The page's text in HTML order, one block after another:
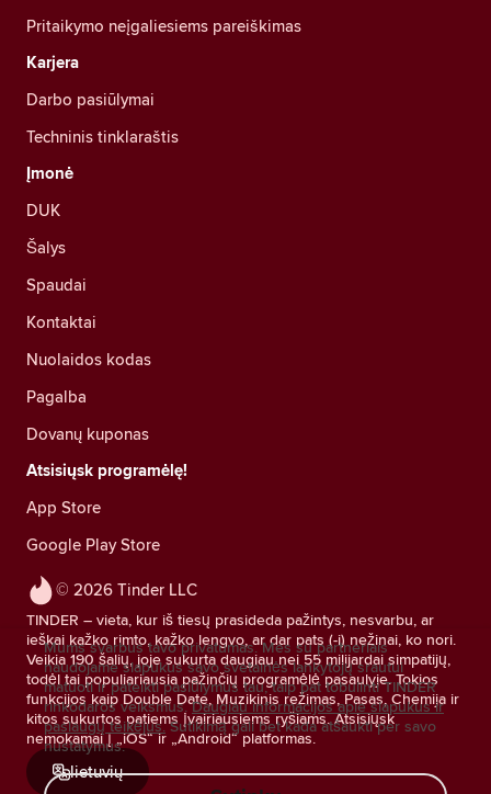
© 2026 Tinder LLC
TINDER – vieta, kur iš tiesų prasideda pažintys, nesvarbu, ar
ieškai kažko rimto, kažko lengvo, ar dar pats (-i) nežinai, ko nori.
Veikia 190 šalių, joje sukurta daugiau nei 55 milijardai simpatijų,
todėl tai populiariausia pažinčių programėlė pasaulyje. Tokios
funkcijos kaip Double Date, Muzikinis režimas, Pasas, Chemija ir
kitos sukurtos patiems įvairiausiems ryšiams. Atsisiųsk
nemokamai į „iOS“ ir „Android“ platformas.
lietuvių
Pritaikymo neįgaliesiems pareiškimas
Karjera
Darbo pasiūlymai
Techninis tinklaraštis
Įmonė
DUK
Šalys
Spaudai
Kontaktai
Nuolaidos kodas
Pagalba
Dovanų kuponas
Atsisiųsk programėlę!
App Store
Google Play Store
Mums svarbus tavo privatumas. Mes su partneriais
naudojame slapukus savo svetainės lankytojų srautui
matuoti ir pateikti pasiūlymus tau, taip pat tobulinti TINDER
rinkodaros veiksmus. Daugiau informacijos apie slapukus ir
paslaugų teikėjus. Sutikimą gali bet kada atšaukti per savo
nustatymus.